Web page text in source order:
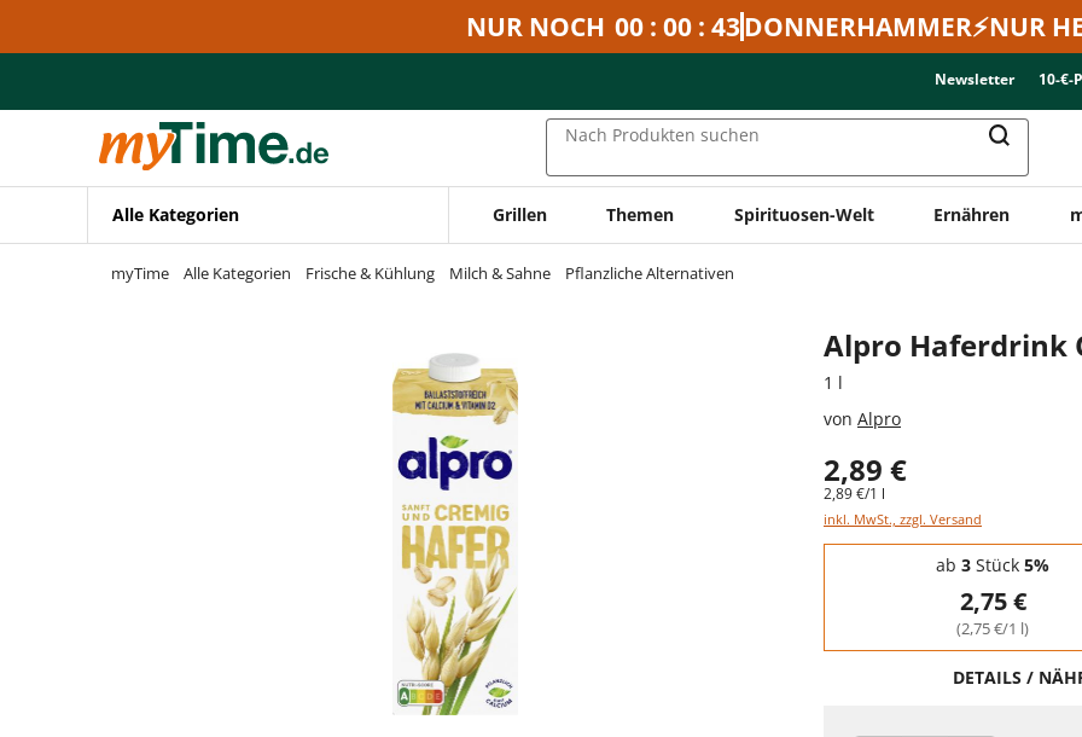
Zur Navigation springen
NUR NOCH 00 : 00 : 43DONNERHAMMER⚡NUR
Newsletter 10-€-
Nach Produkten suchen
Alle Kategorien Grillen Themen Spirituosen-Welt Ernähren
myTime Alle Kategorien Frische & Kühlung Milch & Sahne Pflanzliche Alternativen
Alpro Haferdrink
1 l
von Alpro
2,89 €
2,89 €/1 l
inkl. MwSt., zzgl. Versand
Staffelpreise - Mengenrabatt
ab 3 Stück 5%
2,75 €
(2,75 €/1 l)
DETAILS /